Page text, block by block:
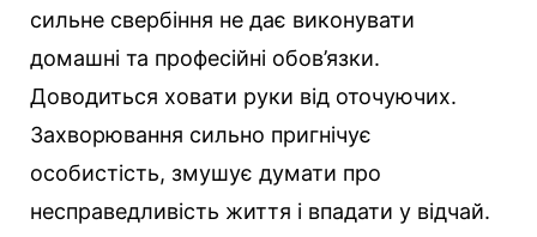
сильне свербіння не дає виконувати
домашні та професійні обов’язки.
Доводиться ховати руки від оточуючих.
Захворювання сильно пригнічує
особистість, змушує думати про
несправедливість життя і впадати у відчай.